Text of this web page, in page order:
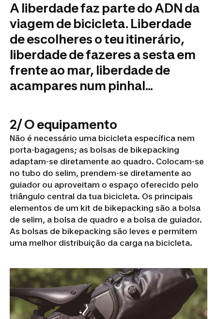
A liberdade faz parte do ADN da
viagem de bicicleta. Liberdade
de escolheres o teu itinerário,
liberdade de fazeres a sesta em
frente ao mar, liberdade de
acampares num pinhal...
2/ O equipamento
Não é necessário uma bicicleta específica nem
porta-bagagens; as bolsas de bikepacking
adaptam-se diretamente ao quadro. Colocam-se
no tubo do selim, prendem-se diretamente ao
guiador ou aproveitam o espaço oferecido pelo
triângulo central da tua bicicleta. Os principais
elementos de um kit de bikepacking são a bolsa
de selim, a bolsa de quadro e a bolsa de guiador.
As bolsas de bikepacking são leves e permitem
uma melhor distribuição da carga na bicicleta.